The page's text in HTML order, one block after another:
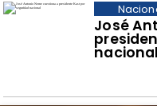
José
nacional